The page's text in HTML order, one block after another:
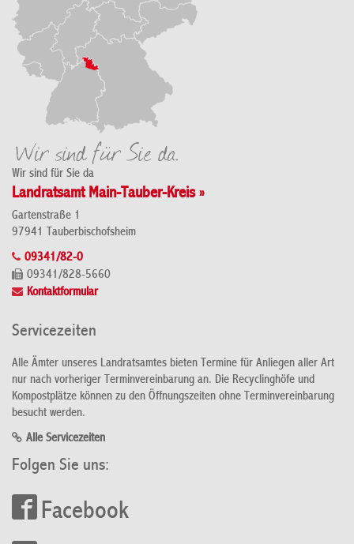
Wir sind für Sie da
Landratsamt Main-Tauber-Kreis »
Gartenstraße 1
97941 Tauberbischofsheim
09341/82-0
09341/828-5660
Kontaktformular
Servicezeiten
Alle Ämter unseres Landratsamtes bieten Termine für Anliegen aller Art
nur nach vorheriger Terminvereinbarung an. Die Recyclinghöfe und
Kompostplätze können zu den Öffnungszeiten ohne Terminvereinbarung
besucht werden.
Alle Servicezeiten
Folgen Sie uns:
Facebook